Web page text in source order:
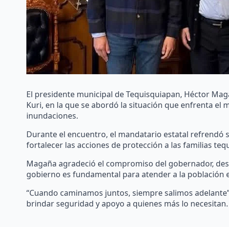
El presidente municipal de Tequisquiapan, Héctor
Kuri, en la que se abordó la situación que enfrenta el
inundaciones.
Durante el encuentro, el mandatario estatal refrendó
fortalecer las acciones de protección a las familias
Magaña agradeció el compromiso del gobernador,
gobierno es fundamental para atender a la población
“Cuando caminamos juntos, siempre salimos
brindar seguridad y apoyo a quienes más lo necesitan.